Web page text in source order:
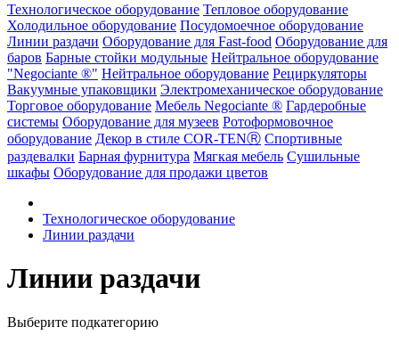
Технологическое оборудование Тепловое оборудование
Холодильное оборудование Посудомоечное оборудование
Линии раздачи Оборудование для Fast-food Оборудование для
баров Барные стойки модульные Нейтральное оборудование
"Negociante ®" Нейтральное оборудование Рециркуляторы
Вакуумные упаковщики Электромеханическое оборудование
Торговое оборудование Мебель Negociante ® Гардеробные
системы Оборудование для музеев Ротоформовочное
оборудование Декор в стиле COR-TENⓇ Спортивные
раздевалки Барная фурнитура Мягкая мебель Сушильные
шкафы Оборудование для продажи цветов
Технологическое оборудование
Линии раздачи
Линии раздачи
Выберите подкатегорию